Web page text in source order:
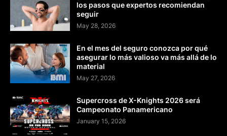
los pasos que expertos recomiendan
seguir
May 28, 2026
En el mes del seguro conozca por qué
asegurar lo más valioso va más allá de lo
material
May 27, 2026
Supercross de X-Knights 2026 será
Campeonato Panamericano
January 15, 2026